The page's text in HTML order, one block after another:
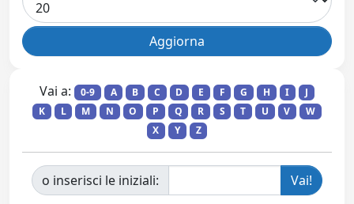
Vai a: 0-9 A B C D E F G H I
J
K
L M N O P Q R S T U V
W
X
Y Z
o inserisci le iniziali: